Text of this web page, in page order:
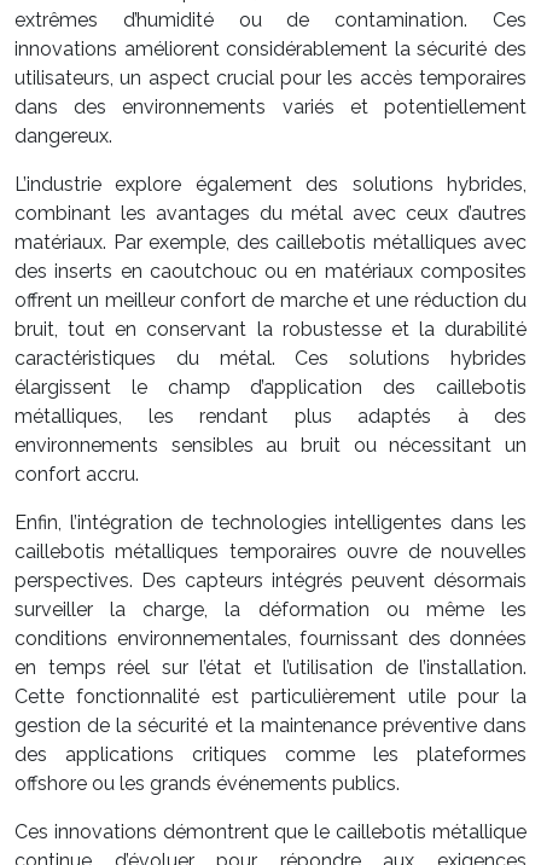
extrêmes d’humidité ou de contamination. Ces
innovations améliorent considérablement la sécurité des
utilisateurs, un aspect crucial pour les accès temporaires
dans des environnements variés et potentiellement
dangereux.
L’industrie explore également des solutions hybrides,
combinant les avantages du métal avec ceux d’autres
matériaux. Par exemple, des caillebotis métalliques avec
des inserts en caoutchouc ou en matériaux composites
offrent un meilleur confort de marche et une réduction du
bruit, tout en conservant la robustesse et la durabilité
caractéristiques du métal. Ces solutions hybrides
élargissent le champ d’application des caillebotis
métalliques, les rendant plus adaptés à des
environnements sensibles au bruit ou nécessitant un
confort accru.
Enfin, l’intégration de technologies intelligentes dans les
caillebotis métalliques temporaires ouvre de nouvelles
perspectives. Des capteurs intégrés peuvent désormais
surveiller la charge, la déformation ou même les
conditions environnementales, fournissant des données
en temps réel sur l’état et l’utilisation de l’installation.
Cette fonctionnalité est particulièrement utile pour la
gestion de la sécurité et la maintenance préventive dans
des applications critiques comme les plateformes
offshore ou les grands événements publics.
Ces innovations démontrent que le caillebotis métallique